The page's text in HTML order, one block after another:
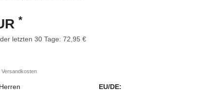
*
letzten 30 Tage: 72,95 €
Versandkosten
EU/DE: